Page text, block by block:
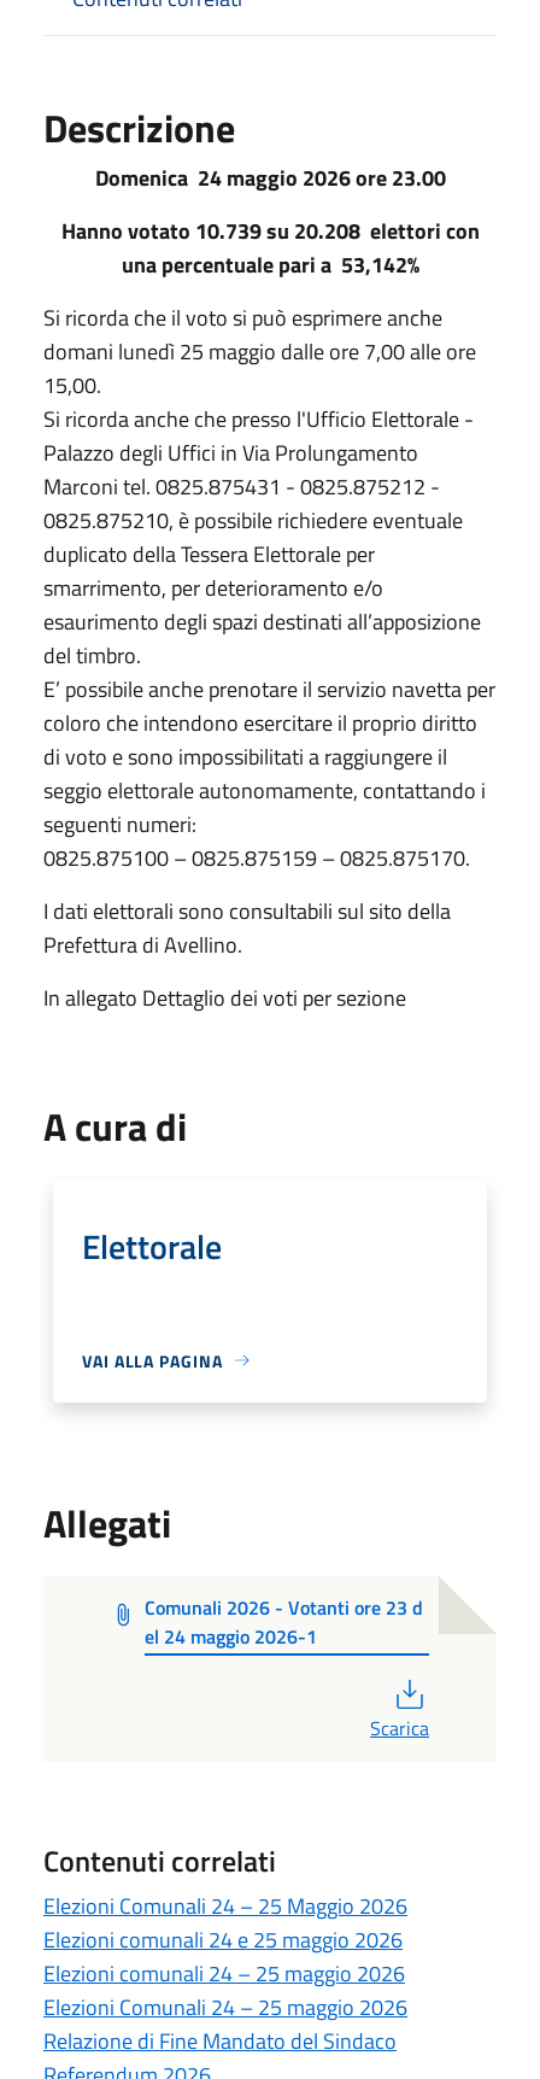
Descrizione
Domenica 24 maggio 2026 ore 23.00
Hanno votato 10.739 su 20.208 elettori con
una percentuale pari a 53,142%
Si ricorda che il voto si può esprimere anche
domani lunedì 25 maggio dalle ore 7,00 alle ore
15,00.
Si ricorda anche che presso l'Ufficio Elettorale -
Palazzo degli Uffici in Via Prolungamento
Marconi tel. 0825.875431 - 0825.875212 -
0825.875210, è possibile richiedere eventuale
duplicato della Tessera Elettorale per
smarrimento, per deterioramento e/o
esaurimento degli spazi destinati all’apposizione
del timbro.
E’ possibile anche prenotare il servizio navetta per
coloro che intendono esercitare il proprio diritto
di voto e sono impossibilitati a raggiungere il
seggio elettorale autonomamente, contattando i
seguenti numeri:
0825.875100 – 0825.875159 – 0825.875170.
I dati elettorali sono consultabili sul sito della
Prefettura di Avellino.
In allegato Dettaglio dei voti per sezione
A cura di
Elettorale
VAI ALLA PAGINA
Allegati
Comunali 2026 - Votanti ore 23 d
el 24 maggio 2026-1
Scarica
Contenuti correlati
Elezioni Comunali 24 – 25 Maggio 2026
Elezioni comunali 24 e 25 maggio 2026
Elezioni comunali 24 – 25 maggio 2026
Elezioni Comunali 24 – 25 maggio 2026
Relazione di Fine Mandato del Sindaco